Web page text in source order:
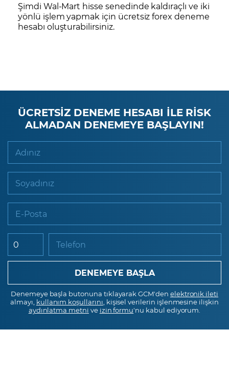
Şimdi Wal-Mart hisse senedinde kaldıraçlı ve iki
yönlü işlem yapmak için ücretsiz forex deneme
hesabı oluşturabilirsiniz.
ÜCRETSİZ DENEME HESABI İLE RİSK
ALMADAN DENEMEYE BAŞLAYIN!
Adınız
Soyadınız
E-Posta
Telefon
Denemeye başla butonuna tıklayarak GCM'den elektronik ileti
almayı, kullanım koşullarını , kişisel verilerin işlenmesine ilişkin
aydınlatma metni ve izin formu'nu kabul ediyorum.